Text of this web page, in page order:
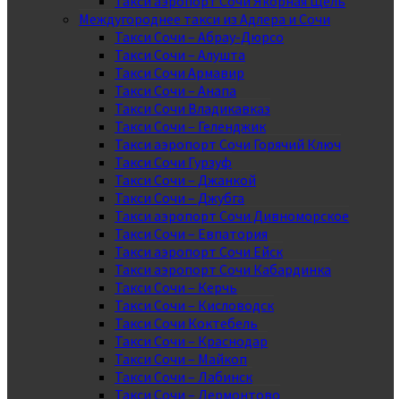
Междугороднее такси из Адлера и Сочи
Такси Сочи – Абрау-Дюрсо
Такси Сочи – Алушта
Такси Сочи Армавир
Такси Сочи – Анапа
Такси Сочи Владикавказ
Такси Сочи – Геленджик
Такси аэропорт Сочи Горячий Ключ
Такси Сочи Гурзуф
Такси Сочи – Джанкой
Такси Сочи – Джубга
Такси аэропорт Сочи Дивноморское
Такси Сочи – Евпатория
Такси аэропорт Сочи Ейск
Такси аэропорт Сочи Кабардинка
Такси Сочи – Керчь
Такси Сочи – Кисловодск
Такси Сочи Коктебель
Такси Сочи – Краснодар
Такси Сочи – Майкоп
Такси Сочи – Лабинск
Такси Сочи – Лермонтово